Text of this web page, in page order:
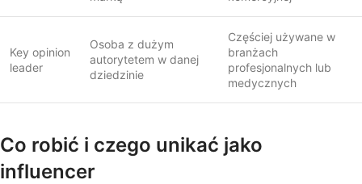
Key opinion
leader
Osoba z dużym
autorytetem w danej
dziedzinie
Częściej używane w
branżach
profesjonalnych lub
medycznych
Co robić i czego unikać jako
influencer